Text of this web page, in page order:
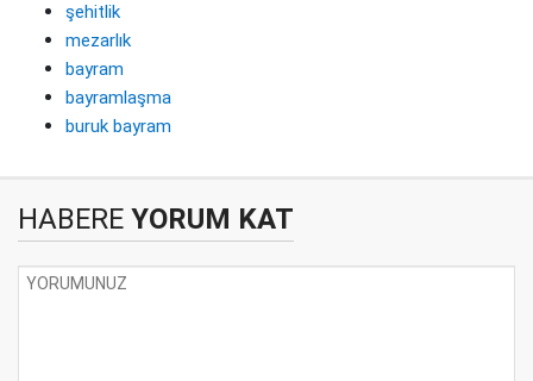
şehitlik
mezarlık
bayram
bayramlaşma
buruk bayram
HABERE YORUM KAT